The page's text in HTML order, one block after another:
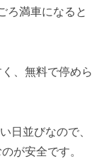
ろ満車になると
、無料で停めら
日並びなので、
が安全です。